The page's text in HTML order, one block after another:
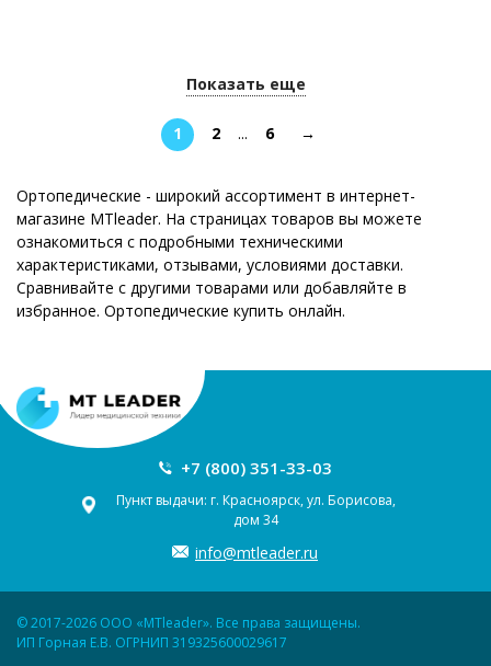
Показать еще
1 2 ... 6 →
Ортопедические - широкий ассортимент в интернет-
магазине MTleader. На страницах товаров вы можете
ознакомиться с подробными техническими
характеристиками, отзывами, условиями доставки.
Сравнивайте с другими товарами или добавляйте в
избранное. Ортопедические купить онлайн.
+7 (800) 351-33-03
Пункт выдачи: г. Красноярск, ул. Борисова,
дом 34
info@mtleader.ru
© 2017-2026 ООО «MTleader». Все права защищены.
ИП Горная Е.В. ОГРНИП 319325600029617